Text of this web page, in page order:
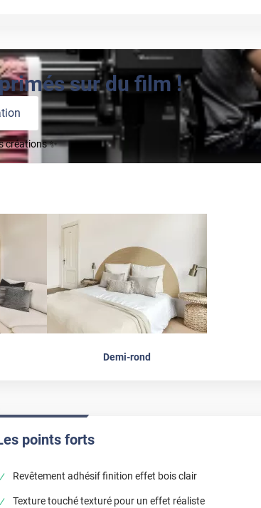
sur du film !
créations ✨
Demi-rond
points forts
Revêtement adhésif finition effet bois clair
Texture touché texturé pour un effet réaliste